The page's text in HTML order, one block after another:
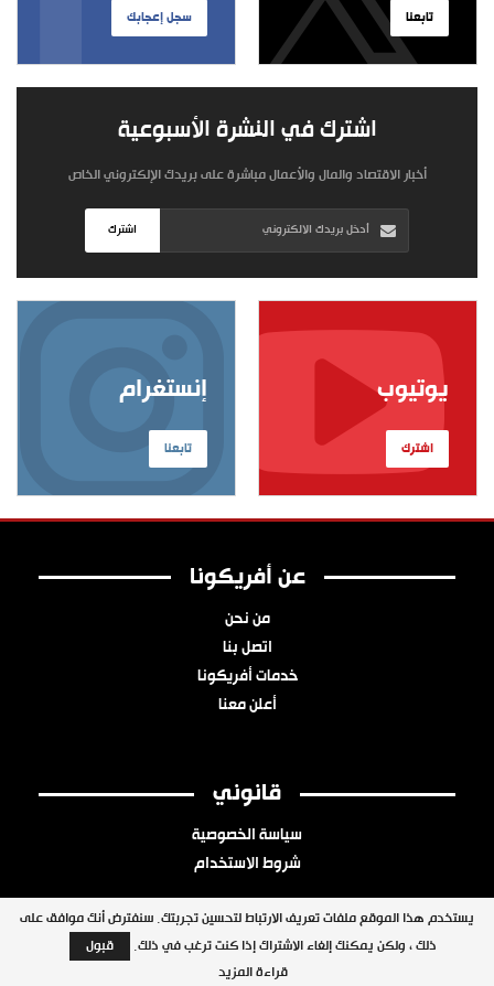
سجل إعجابك تابعنا
اشترك في النشرة الأسبوعية
أخبار الاقتصاد والمال والأعمال مباشرة على بريدك الإلكتروني الخاص
اشترك
إنستغرام
تابعنا
يوتيوب
اشترك
عن أفريكونا
من نحن
اتصل بنا
خدمات أفريكونا
أعلن معنا
قانوني
سياسة الخصوصية
شروط الاستخدام
جميع الحقوق محفوظة © 2026 شبكة أفريكونا
يستخدم هذا الموقع ملفات تعريف الارتباط لتحسين تجربتك. سنفترض أنك موافق على
ذلك ، ولكن يمكنك إلغاء الاشتراك إذا كنت ترغب في ذلك.
قبول
قراءة المزيد